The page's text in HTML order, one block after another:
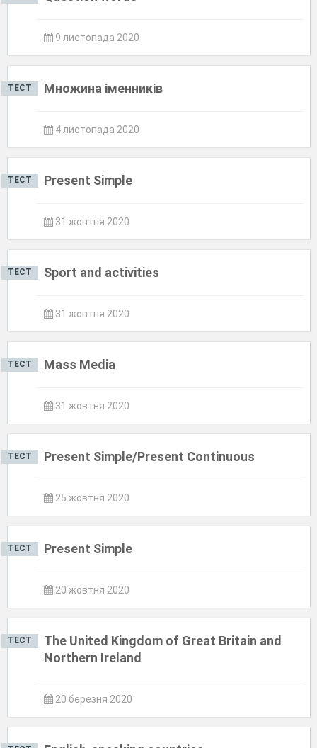
9 листопада 2020
ТЕСТ Множина іменників
4 листопада 2020
ТЕСТ Present Simple
31 жовтня 2020
ТЕСТ Sport and activities
31 жовтня 2020
ТЕСТ Mass Media
31 жовтня 2020
ТЕСТ Present Simple/Present Continuous
25 жовтня 2020
ТЕСТ Present Simple
20 жовтня 2020
ТЕСТ
The United Kingdom of Great Britain and
Northern Ireland
20 березня 2020